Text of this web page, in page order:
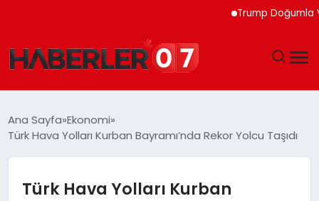
Trump Doğumla
YAŞAM
Ana Sayfa Ekonomi
Türk Hava Yolları Kurban Bayramı’nda Rekor Yolcu Taşıdı
Türk Hava Yolları Kurban